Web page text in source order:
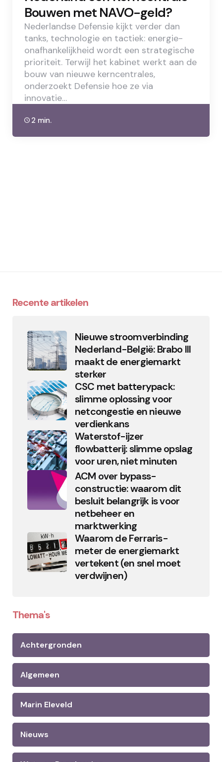
Bouwen met NAVO-geld?
Nederlandse Defensie kijkt verder dan
tanks, technologie en tactiek: energie-
onafhankelijkheid wordt een strategische
prioriteit. Terwijl het kabinet werkt aan de
bouw van nieuwe kerncentrales,
onderzoekt Defensie hoe ze via
innovatie…
2 min.
Recente artikelen
Nieuwe stroomverbinding
Nederland-België: Brabo III
maakt de energiemarkt
sterker
CSC met batterypack:
slimme oplossing voor
netcongestie en nieuwe
verdienkans
Waterstof-ijzer
flowbatterij: slimme opslag
voor uren, niet minuten
ACM over bypass-
constructie: waarom dit
besluit belangrijk is voor
netbeheer en
marktwerking
Waarom de Ferraris-
meter de energiemarkt
vertekent (en snel moet
verdwijnen)
Thema's
Achtergronden
Algemeen
Marin Eleveld
Nieuws